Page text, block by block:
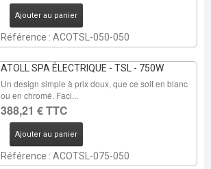
Ajouter au panier
Référence : ACOTSL-050-050
ATOLL SPA ÉLECTRIQUE - TSL - 750W
Un design simple à prix doux, que ce soit en blanc
ou en chromé. Faci...
388,21 € TTC
Ajouter au panier
Référence : ACOTSL-075-050